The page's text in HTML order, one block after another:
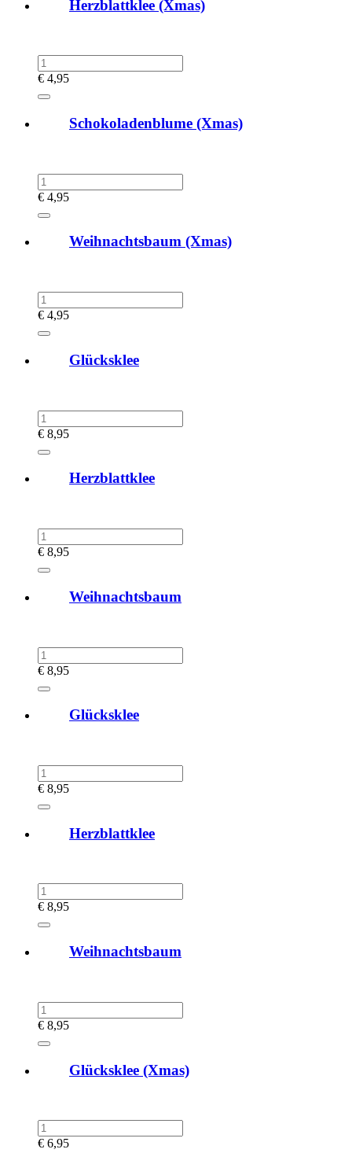
Herzblattklee (Xmas)
€ 4,95
Schokoladenblume (Xmas)
€ 4,95
Weihnachtsbaum (Xmas)
€ 4,95
Glücksklee
€ 8,95
Herzblattklee
€ 8,95
Weihnachtsbaum
€ 8,95
Glücksklee
€ 8,95
Herzblattklee
€ 8,95
Weihnachtsbaum
€ 8,95
Glücksklee (Xmas)
€ 6,95